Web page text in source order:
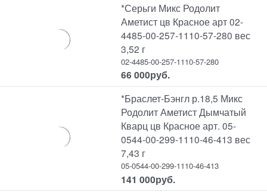
*Серьги Микс Родолит
Аметист цв Красное арт 02-
4485-00-257-1110-57-280 вес
3,52 г
02-4485-00-257-1110-57-280
66 000руб.
*Браслет-Бэнгл р.18,5 Микс
Родолит Аметист Дымчатый
Кварц цв Красное арт. 05-
0544-00-299-1110-46-413 вес
7,43 г
05-0544-00-299-1110-46-413
141 000руб.